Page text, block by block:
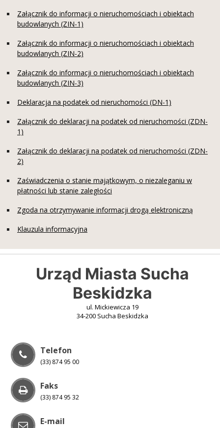
Załącznik do informacji o nieruchomościach i obiektach
budowlanych (ZIN-1)
Załącznik do informacji o nieruchomościach i obiektach
budowlanych (ZIN-2)
Załącznik do informacji o nieruchomościach i obiektach
budowlanych (ZIN-3)
Deklaracja na podatek od nieruchomości (DN-1)
Załącznik do deklaracji na podatek od nieruchomości (ZDN-
1)
Załącznik do deklaracji na podatek od nieruchomości (ZDN-
2)
Zaświadczenia o stanie majątkowym, o niezaleganiu w
płatności lub stanie zaległości
Zgoda na otrzymywanie informacji drogą elektroniczną
Klauzula informacyjna
Urząd Miasta Sucha
Beskidzka
ul. Mickiewicza 19
34-200 Sucha Beskidzka
Telefon
(33) 874 95 00
Faks
(33) 874 95 32
E-mail